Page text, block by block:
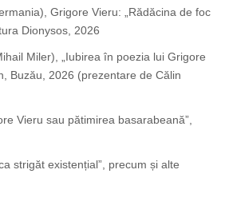
Grigore Vieru: „Rădăcina de foc
Dionysos, 2026
Miler), „Iubirea în poezia lui Grigore
Buzău, 2026 (prezentare de Călin
Vieru sau pătimirea basarabeană”,
ca strigăt existențial”, precum și alte